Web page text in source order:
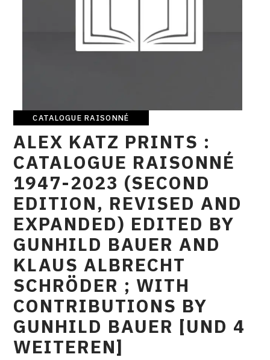
CGU
SUIVEZ-NOUS
INSTAGRAM
FACEBOOK
TWITTER
PINTEREST
Catalogue
raisonné
CATALOGUE RAISONNÉ
ALEX KATZ PRINTS :
CATALOGUE RAISONNÉ
1947-2023 (SECOND
EDITION, REVISED AND
EXPANDED) EDITED BY
GUNHILD BAUER AND
KLAUS ALBRECHT
SCHRÖDER ; WITH
CONTRIBUTIONS BY
GUNHILD BAUER [UND 4
WEITEREN]